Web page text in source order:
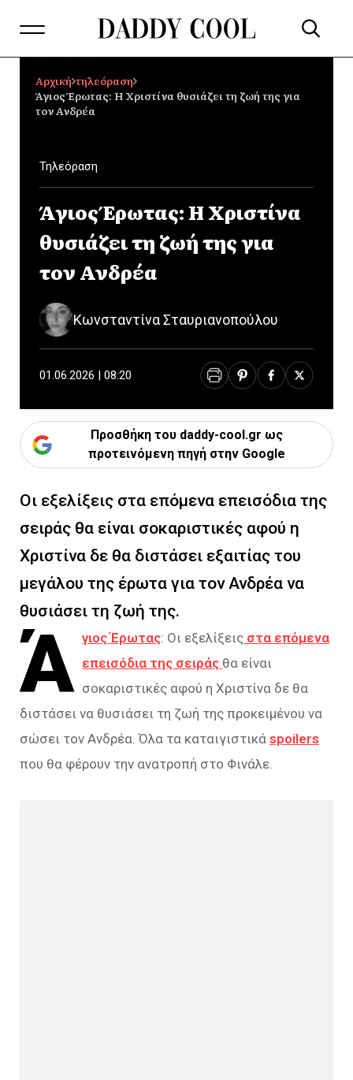
Αρχική τηλεόραση
Άγιος Έρωτας: Η Χριστίνα θυσιάζει τη ζωή της για
τον Ανδρέα
Τηλεόραση
Άγιος Έρωτας: Η Χριστίνα
θυσιάζει τη ζωή της για
τον Ανδρέα
Κωνσταντίνα Σταυριανοπούλου
01.06.2026 | 08:20
Προσθήκη του daddy-cool.gr ως
προτεινόμενη πηγή στην Google
Οι εξελίξεις στα επόμενα επεισόδια της
σειράς θα είναι σοκαριστικές αφού η
Χριστίνα δε θα διστάσει εξαιτίας του
μεγάλου της έρωτα για τον Ανδρέα να
θυσιάσει τη ζωή της.
Ά γιος Έρωτας: Οι εξελίξεις στα επόμενα
επεισόδια της σειράς θα είναι
σοκαριστικές αφού η Χριστίνα δε θα
διστάσει να θυσιάσει τη ζωή της προκειμένου να
σώσει τον Ανδρέα. Όλα τα καταιγιστικά spoilers
που θα φέρουν την ανατροπή στο Φινάλε.